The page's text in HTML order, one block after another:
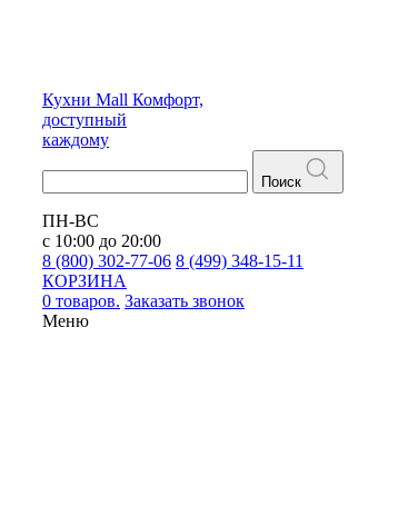
Кухни Mall Комфорт,
доступный
каждому
Поиск
ПН-ВС
с 10:00 до 20:00
8 (800) 302-77-06 8 (499) 348-15-11
КОРЗИНА
0 товаров. Заказать звонок
Меню